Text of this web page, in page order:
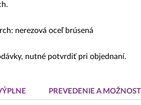
nerezová oceľ brúsená
nutné potvrdiť pri objednaní.
PREVEDENIE A MOŽNOSTI